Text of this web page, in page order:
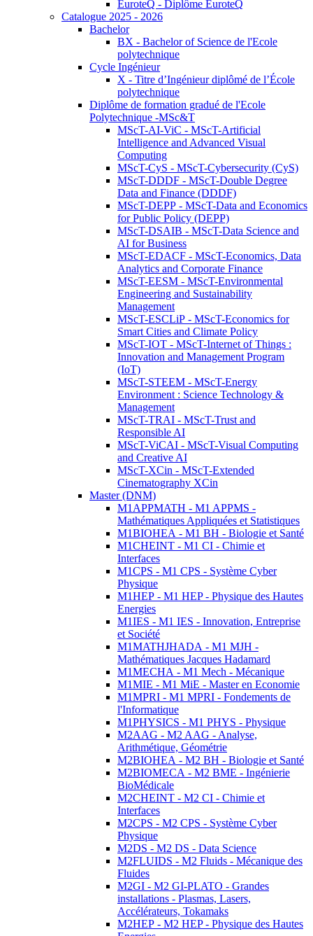
EuroteQ - Diplôme EuroteQ
Catalogue 2025 - 2026
Bachelor
BX - Bachelor of Science de l'Ecole
polytechnique
Cycle Ingénieur
X - Titre d’Ingénieur diplômé de l’École
polytechnique
Diplôme de formation gradué de l'Ecole
Polytechnique -MSc&T
MScT-AI-ViC - MScT-Artificial
Intelligence and Advanced Visual
Computing
MScT-CyS - MScT-Cybersecurity (CyS)
MScT-DDDF - MScT-Double Degree
Data and Finance (DDDF)
MScT-DEPP - MScT-Data and Economics
for Public Policy (DEPP)
MScT-DSAIB - MScT-Data Science and
AI for Business
MScT-EDACF - MScT-Economics, Data
Analytics and Corporate Finance
MScT-EESM - MScT-Environmental
Engineering and Sustainability
Management
MScT-ESCLiP - MScT-Economics for
Smart Cities and Climate Policy
MScT-IOT - MScT-Internet of Things :
Innovation and Management Program
(IoT)
MScT-STEEM - MScT-Energy
Environment : Science Technology &
Management
MScT-TRAI - MScT-Trust and
Responsible AI
MScT-ViCAI - MScT-Visual Computing
and Creative AI
MScT-XCin - MScT-Extended
Cinematography XCin
Master (DNM)
M1APPMATH - M1 APPMS -
Mathématiques Appliquées et Statistiques
M1BIOHEA - M1 BH - Biologie et Santé
M1CHEINT - M1 CI - Chimie et
Interfaces
M1CPS - M1 CPS - Système Cyber
Physique
M1HEP - M1 HEP - Physique des Hautes
Energies
M1IES - M1 IES - Innovation, Entreprise
et Société
M1MATHJHADA - M1 MJH -
Mathématiques Jacques Hadamard
M1MECHA - M1 Mech - Mécanique
M1MIE - M1 MiE - Master en Economie
M1MPRI - M1 MPRI - Fondements de
l'Informatique
M1PHYSICS - M1 PHYS - Physique
M2AAG - M2 AAG - Analyse,
Arithmétique, Géométrie
M2BIOHEA - M2 BH - Biologie et Santé
M2BIOMECA - M2 BME - Ingénierie
BioMédicale
M2CHEINT - M2 CI - Chimie et
Interfaces
M2CPS - M2 CPS - Système Cyber
Physique
M2DS - M2 DS - Data Science
M2FLUIDS - M2 Fluids - Mécanique des
Fluides
M2GI - M2 GI-PLATO - Grandes
installations - Plasmas, Lasers,
Accélérateurs, Tokamaks
M2HEP - M2 HEP - Physique des Hautes